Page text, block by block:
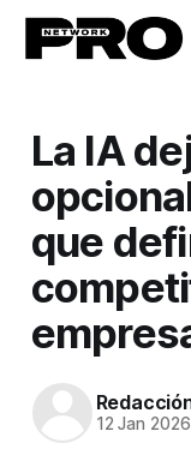
La IA
que
12 Jan 2026